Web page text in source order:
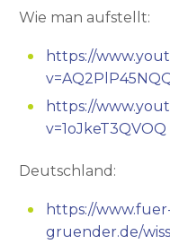
Wie man aufstellt:
https://
https://
v=1oJkeT3QVOQ
Deutschland:
https://
gruender.de/